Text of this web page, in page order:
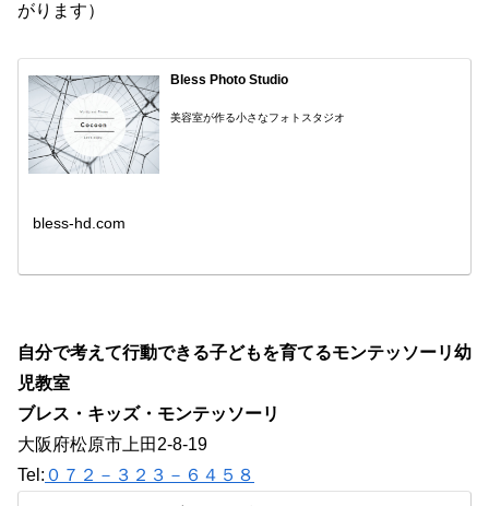
がります）
Bless Photo Studio
美容室が作る小さなフォトスタジオ
bless-hd.com
自分で考えて行動できる子どもを育てるモンテッソーリ幼
児教室
ブレス・キッズ・モンテッソーリ
大阪府松原市上田2-8-19
Tel: ０７２－３２３－６４５８